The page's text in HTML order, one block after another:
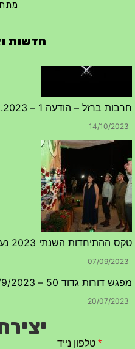
חדשותחרבות ברזל – הודעה 1 – 14.10.2023
14/10/2023
טקס ההתיחדות השנתי 2023 נערך ב 5/9/2023 באנדרטה
07/09/2023
מפגש דורות גדוד 50 – 12/9/2023 – הרשמה
20/07/2023